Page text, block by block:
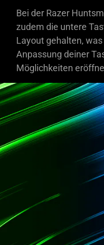
Bei der Razer
zudem die untere
Layout gehalten,
Anpassung deiner
Möglichkeiten